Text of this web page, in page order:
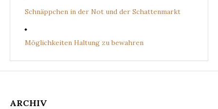
Schnäppchen in der Not und der Schattenmarkt
Möglichkeiten Haltung zu bewahren
ARCHIV